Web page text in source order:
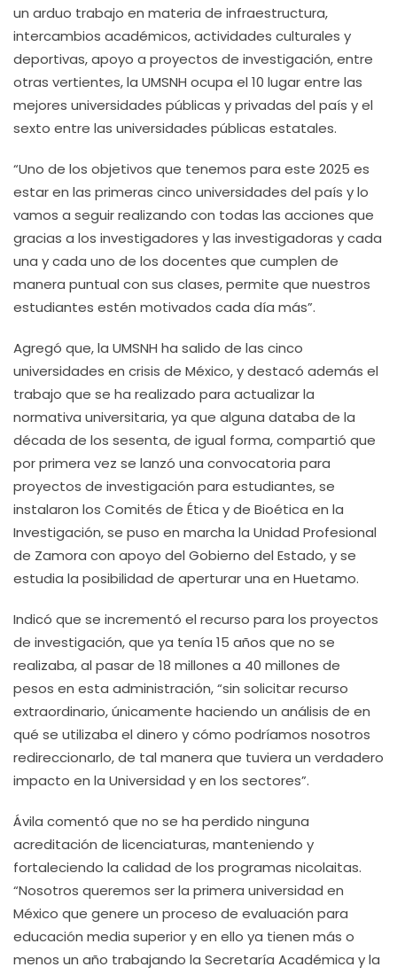
un arduo trabajo en materia de infraestructura,
intercambios académicos, actividades culturales y
deportivas, apoyo a proyectos de investigación, entre
otras vertientes, la UMSNH ocupa el 10 lugar entre las
mejores universidades públicas y privadas del país y el
sexto entre las universidades públicas estatales.
“Uno de los objetivos que tenemos para este 2025 es
estar en las primeras cinco universidades del país y lo
vamos a seguir realizando con todas las acciones que
gracias a los investigadores y las investigadoras y cada
una y cada uno de los docentes que cumplen de
manera puntual con sus clases, permite que nuestros
estudiantes estén motivados cada día más”.
Agregó que, la UMSNH ha salido de las cinco
universidades en crisis de México, y destacó además el
trabajo que se ha realizado para actualizar la
normativa universitaria, ya que alguna databa de la
década de los sesenta, de igual forma, compartió que
por primera vez se lanzó una convocatoria para
proyectos de investigación para estudiantes, se
instalaron los Comités de Ética y de Bioética en la
Investigación, se puso en marcha la Unidad Profesional
de Zamora con apoyo del Gobierno del Estado, y se
estudia la posibilidad de aperturar una en Huetamo.
Indicó que se incrementó el recurso para los proyectos
de investigación, que ya tenía 15 años que no se
realizaba, al pasar de 18 millones a 40 millones de
pesos en esta administración, “sin solicitar recurso
extraordinario, únicamente haciendo un análisis de en
qué se utilizaba el dinero y cómo podríamos nosotros
redireccionarlo, de tal manera que tuviera un verdadero
impacto en la Universidad y en los sectores”.
Ávila comentó que no se ha perdido ninguna
acreditación de licenciaturas, manteniendo y
fortaleciendo la calidad de los programas nicolaitas.
“Nosotros queremos ser la primera universidad en
México que genere un proceso de evaluación para
educación media superior y en ello ya tienen más o
menos un año trabajando la Secretaría Académica y la